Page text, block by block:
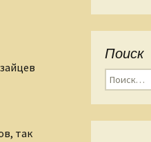
так
Поиск
Найти: